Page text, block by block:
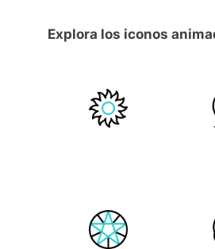
Explora los iconos